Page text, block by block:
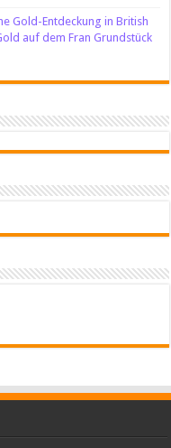
Gold-Entdeckung in British
auf dem Fran Grundstück